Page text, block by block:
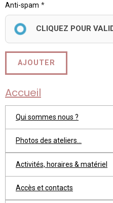
Anti-spam
CLIQUEZ POUR
AJOUTER
Accueil
Qui sommes nous ?
Photos des ateliers...
Activités, horaires & matériel
Accès et contacts